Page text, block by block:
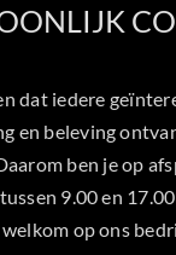
dat iedere
en beleving
ben je op
9.00 en
welkom op ons